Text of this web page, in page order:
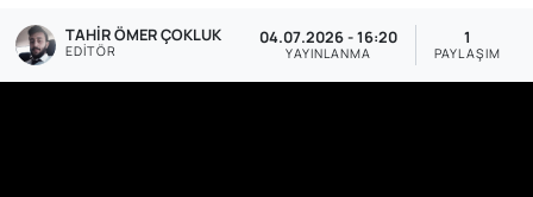
TAHIR ÖMER ÇOKLUK
EDITÖR
04.07.2026 - 16:20
YAYINLANMA
1
PAYLAŞIM
Dünya
Ekonomi